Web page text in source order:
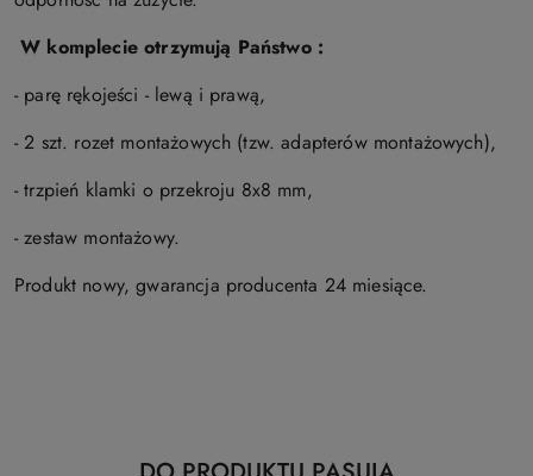
W komplecie otrzymują Państwo :
- parę rękojeści - lewą i prawą,
- 2 szt. rozet montażowych (tzw. adapterów montażowych),
- trzpień klamki o przekroju 8x8 mm,
- zestaw montażowy.
Produkt nowy, gwarancja producenta 24 miesiące.